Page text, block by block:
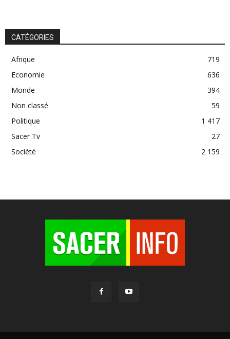
CATÉGORIES
Afrique
719
Economie
636
Monde
394
Non classé
59
Politique
1 417
Sacer Tv
27
Société
2 159